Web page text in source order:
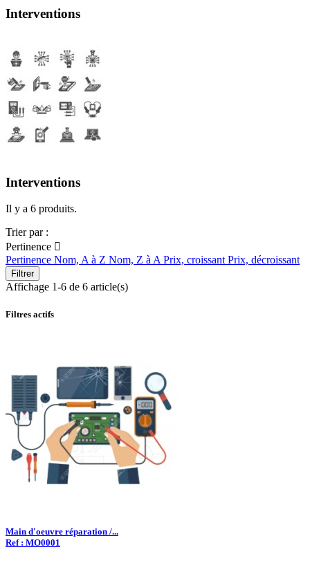
Interventions
Interventions
Il y a 6 produits.
Trier par :
Pertinence 
Pertinence Nom, A à Z Nom, Z à APrix, croissantPrix, décroissant
Filtrer
Affichage 1-6 de 6 article(s)
Filtres actifs
Main d'oeuvre réparation /...
Ref : MO0001